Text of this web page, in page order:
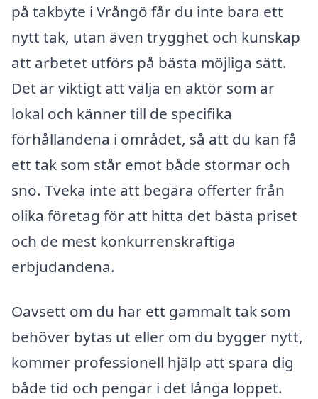
på takbyte i Vrångö får du inte bara ett
nytt tak, utan även trygghet och kunskap
att arbetet utförs på bästa möjliga sätt.
Det är viktigt att välja en aktör som är
lokal och känner till de specifika
förhållandena i området, så att du kan få
ett tak som står emot både stormar och
snö. Tveka inte att begära offerter från
olika företag för att hitta det bästa priset
och de mest konkurrenskraftiga
erbjudandena.
Oavsett om du har ett gammalt tak som
behöver bytas ut eller om du bygger nytt,
kommer professionell hjälp att spara dig
både tid och pengar i det långa loppet.